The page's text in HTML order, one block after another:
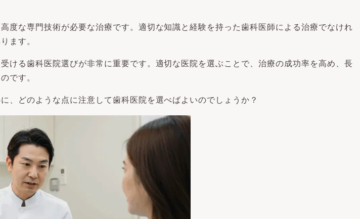
度な専門技術が必要な治療です。適切な知識と経験を持った歯科医師による治療でなけれ
ます。
ける歯科医院選びが非常に重要です。適切な医院を選ぶことで、治療の成功率を高め、長
です。
、どのような点に注意して歯科医院を選べばよいのでしょうか？